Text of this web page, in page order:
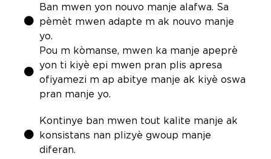
Ban mwen yon nouvo manje alafwa. Sa
pèmèt mwen adapte m ak nouvo manje
yo.
Pou m kòmanse, mwen ka manje apeprè
yon ti kiyè epi mwen pran plis apresa
ofiyamezi m ap abitye manje ak kiyè oswa
pran manje yo.
Kontinye ban mwen tout kalite manje ak
konsistans nan plizyè gwoup manje
diferan.